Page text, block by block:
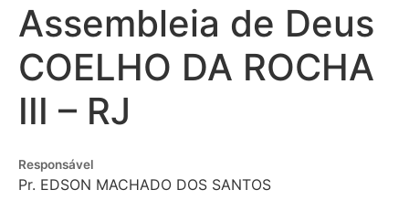
Assembleia de Deus
COELHO DA ROCHA
III – RJ
Responsável
Pr. EDSON MACHADO DOS SANTOS